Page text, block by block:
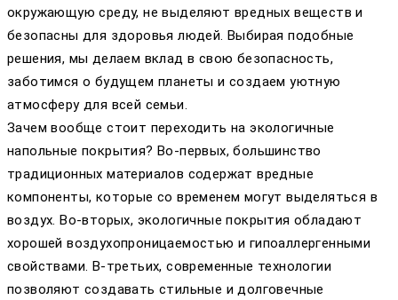
окружающую среду, не выделяют вредных веществ и
безопасны для здоровья людей. Выбирая подобные
решения, мы делаем вклад в свою безопасность,
заботимся о будущем планеты и создаем уютную
атмосферу для всей семьи.
Зачем вообще стоит переходить на экологичные
напольные покрытия? Во-первых, большинство
традиционных материалов содержат вредные
компоненты, которые со временем могут выделяться в
воздух. Во-вторых, экологичные покрытия обладают
хорошей воздухопроницаемостью и гипоаллергенными
свойствами. В-третьих, современные технологии
позволяют создавать стильные и долговечные